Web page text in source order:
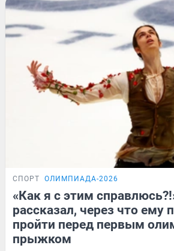
СПОРТ ОЛИМПИАДА-2026
«Как я с этим
рассказал, через что ему
пройти перед первым
прыжком